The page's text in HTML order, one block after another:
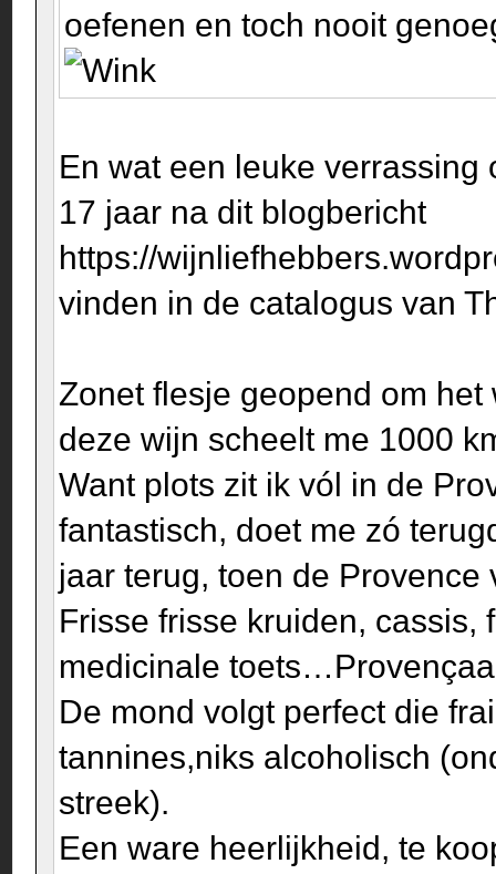
oefenen en toch nooit
En wat een leuke
17 jaar na dit blogbericht
https://
vinden in de catalogus van
Zonet flesje geopend om
deze wijn scheelt me 1000
Want plots zit ik vól in de
fantastisch, doet me zó
jaar terug, toen de
Frisse frisse kruiden, cassis,
medicinale
De mond volgt perfect die
tannines,niks alcoholisch
streek).
Een ware heerlijkheid, te